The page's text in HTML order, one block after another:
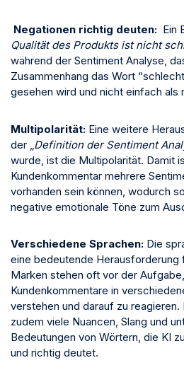
Negationen richtig deuten: Ein
Qualität des Produkts ist nicht
während der Sentiment Analyse,
Zusammenhang das Wort
gesehen wird und nicht einfach als
Multipolarität: Eine weitere
der „ Definition der Sentiment
wurde, ist die Multipolarität. Damit
Kundenkommentar mehrere
vorhanden sein können, wodurch
negative emotionale Töne zum
Verschiedene Sprachen: Die
eine bedeutende Herausforderung
Marken stehen oft vor der
Kundenkommentare in
verstehen und darauf zu
zudem viele Nuancen, Slang und
Bedeutungen von Wörtern, die KI
und richtig deutet.